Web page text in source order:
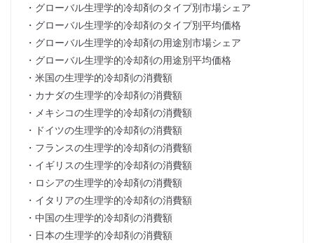
・グローバル生理学的冷却剤のタイプ別市場シェア
・グローバル生理学的冷却剤のタイプ別平均価格
・グローバル生理学的冷却剤の用途別市場シェア
・グローバル生理学的冷却剤の用途別平均価格
・米国の生理学的冷却剤の消費額
・カナダの生理学的冷却剤の消費額
・メキシコの生理学的冷却剤の消費額
・ドイツの生理学的冷却剤の消費額
・フランスの生理学的冷却剤の消費額
・イギリスの生理学的冷却剤の消費額
・ロシアの生理学的冷却剤の消費額
・イタリアの生理学的冷却剤の消費額
・中国の生理学的冷却剤の消費額
・日本の生理学的冷却剤の消費額